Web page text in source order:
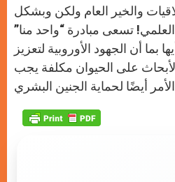
والخير العام ولكن وبشكل
تسعى مبادرة “واحد منا”
بما أن الجهود الأوروبية لتعزيز
على الحيوان مكلفة يجب